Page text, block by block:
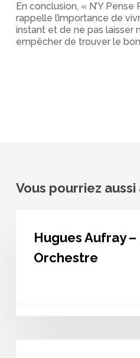
En conclusion, « N’Y
rappelle l’importance de
instant et de ne pas laisser
empêcher de trouver le
Vous pourriez aussi
L’Homme
Orchestre
Hugues Aufray –
Orchestre